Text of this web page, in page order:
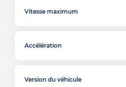
Vitesse maximum
Accélération
Version du véhicule